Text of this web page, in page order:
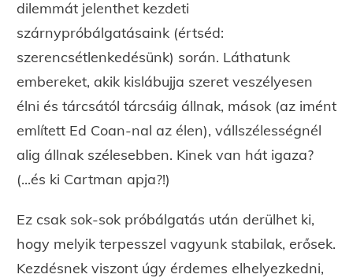
dilemmát jelenthet kezdeti
szárnypróbálgatásaink (értséd:
szerencsétlenkedésünk) során. Láthatunk
embereket, akik kislábujja szeret veszélyesen
élni és tárcsától tárcsáig állnak, mások (az imént
említett Ed Coan-nal az élen), vállszélességnél
alig állnak szélesebben. Kinek van hát igaza?
(...és ki Cartman apja?!)
Ez csak sok-sok próbálgatás után derülhet ki,
hogy melyik terpesszel vagyunk stabilak, erősek.
Kezdésnek viszont úgy érdemes elhelyezkedni,